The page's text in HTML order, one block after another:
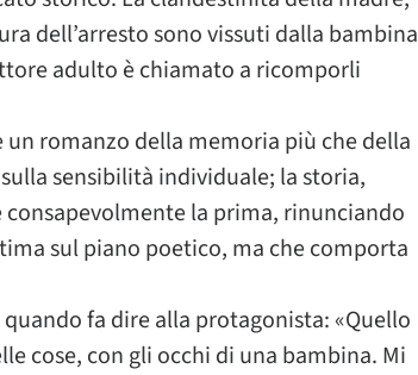
dell’arresto sono vissuti dalla bambina
adulto è chiamato a ricomporli
romanzo della memoria più che della
sensibilità individuale; la storia,
la prima, rinunciando
sul piano poetico, ma che comporta
fa dire alla protagonista: «Quello
cose, con gli occhi di una bambina. Mi